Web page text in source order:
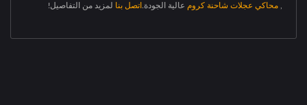
محاكي عجلات شاحنة كروم عالية الجودة. اتصل بنا لمزيد من التفاصيل!